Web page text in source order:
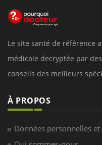
Le site santé de référence
médicale decryptée par
conseils des meilleurs
À PROPOS
Données personnelles